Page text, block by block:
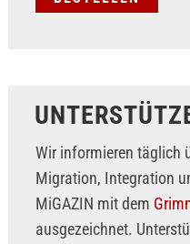
Wir informieren täglich
Migration, Integration
MiGAZIN mit dem
ausgezeichnet.